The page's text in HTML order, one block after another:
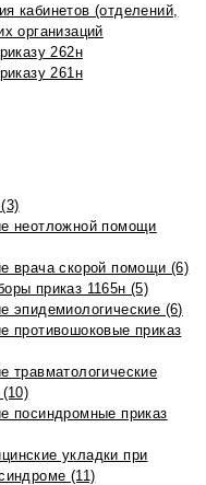
кабинетов (отделений,
организаций
262н
261н
неотложной помощи
врача скорой помощи (6)
приказ 1165н (5)
эпидемиологические (6)
противошоковые приказ
травматологические
посиндромные приказ
укладки при
(11)